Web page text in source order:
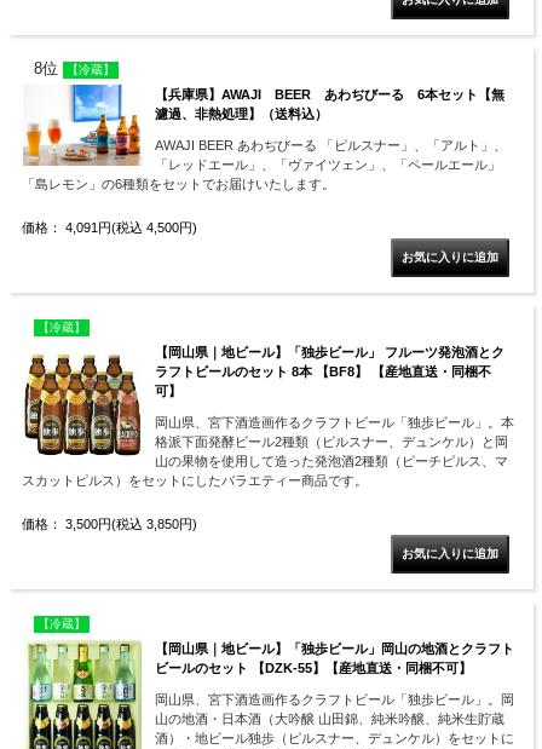
8位 【冷蔵】
【兵庫県】AWAJI BEER あわぢびーる 6本セット【無
濾過、非熱処理】（送料込）
AWAJI BEER あわぢびーる 「ピルスナー」、「アルト」、
「レッドエール」、「ヴァイツェン」、「ペールエール」
「島レモン」の6種類をセットでお届けいたします。
価格： 4,091円(税込 4,500円)
【冷蔵】
【岡山県｜地ビール】「独歩ビール」 フルーツ発泡酒とク
ラフトビールのセット 8本 【BF8】 【産地直送・同梱不
可】
岡山県、宮下酒造画作るクラフトビール「独歩ビール」。本
格派下面発酵ビール2種類（ピルスナー、デュンケル）と岡
山の果物を使用して造った発泡酒2種類（ピーチピルス、マ
スカットピルス）をセットにしたバラエティー商品です。
価格： 3,500円(税込 3,850円)
【冷蔵】
【岡山県｜地ビール】「独歩ビール」岡山の地酒とクラフト
ビールのセット 【DZK-55】【産地直送・同梱不可】
岡山県、宮下酒造画作るクラフトビール「独歩ビール」。岡
山の地酒・日本酒（大吟醸 山田錦、純米吟醸、純米生貯蔵
酒）・地ビール独歩（ピルスナー、デュンケル）をセットに